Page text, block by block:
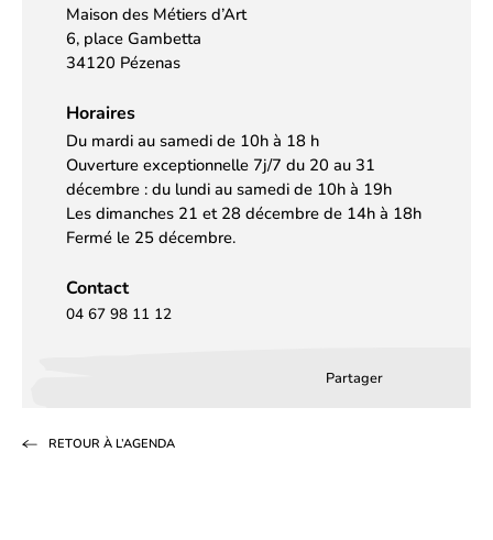
Maison des Métiers d’Art
6, place Gambetta
34120 Pézenas
Horaires
Du mardi au samedi de 10h à 18 h
Ouverture exceptionnelle 7j/7 du 20 au 31
décembre : du lundi au samedi de 10h à 19h
Les dimanches 21 et 28 décembre de 14h à 18h
Fermé le 25 décembre.
Contact
04 67 98 11 12
Partager
RETOUR À L’AGENDA